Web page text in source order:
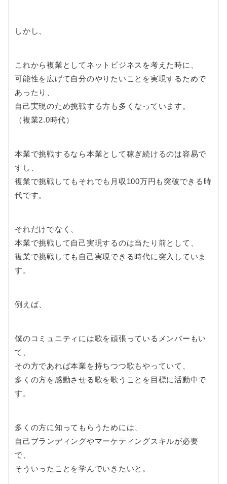
しかし、
これから複業としてネットビジネスを考えた時に、
可能性を広げて自分のやりたいことを実現するためで
あったり、
自己実現のため挑戦する方も多くなっています。
（複業2.0時代）
本業で挑戦するなら本業として稼ぎ続けるのは容易で
すし、
複業で挑戦してもそれでも月収100万円も突破できる時
代です。
それだけでなく、
本業で挑戦して自己実現するのは当たり前として、
複業で挑戦しても自己実現できる時代に突入していま
す。
例えば、
僕のコミュニティには歌を頑張っているメンバーもい
て、
その方であれば本業を持ちつつ歌もやっていて、
多くの方を感動させる歌を歌うことを目標に活動中で
す。
多くの方に知ってもらうためには、
自己ブランディングやマーケティングスキルが必要
で、
そういったことを学んでいきたいと。